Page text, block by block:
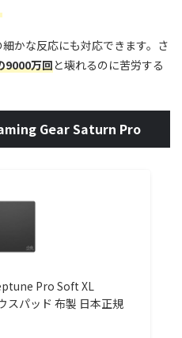
かな反応にも対応できます。さ
9000万回と壊れるのに苦労する
Gear Saturn Pro
Pro Soft XL
スパッド 布製 日本正規